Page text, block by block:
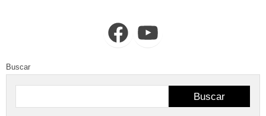
FacebookYouTube
Buscar
Buscar